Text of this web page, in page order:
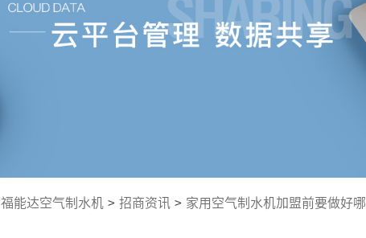
福能达空气制水机 > 招商资讯 > 家用空气制水机加盟前要做好哪